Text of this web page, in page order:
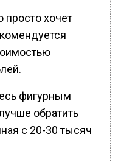
просто хочет
фигурным
обратить
с 20-30 тысяч